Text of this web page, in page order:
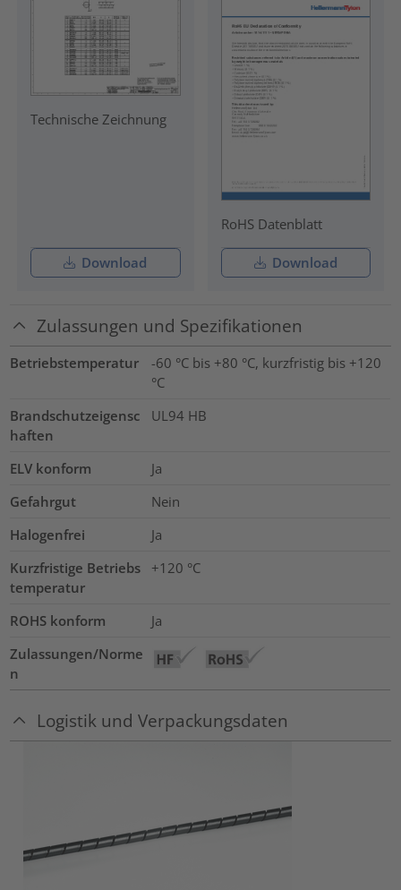
Technische Zeichnung
Download
RoHS Datenblatt
Download
Zulassungen und Spezifikationen
Betriebstemperatur
-60 °C bis +80 °C, kurzfristig bis +120
°C
Brandschutzeigensc
haften
UL94 HB
ELV konform
Ja
Gefahrgut
Nein
Halogenfrei
Ja
Kurzfristige Betriebs
temperatur
+120 °C
ROHS konform
Ja
Zulassungen/Norme
n
Logistik und Verpackungsdaten